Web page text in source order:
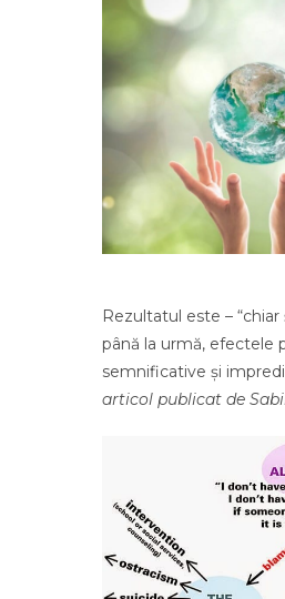
Rezultatul este –
până la urmă, efectele
semnificative și
articol publicat de